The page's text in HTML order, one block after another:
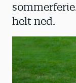
helt ned.